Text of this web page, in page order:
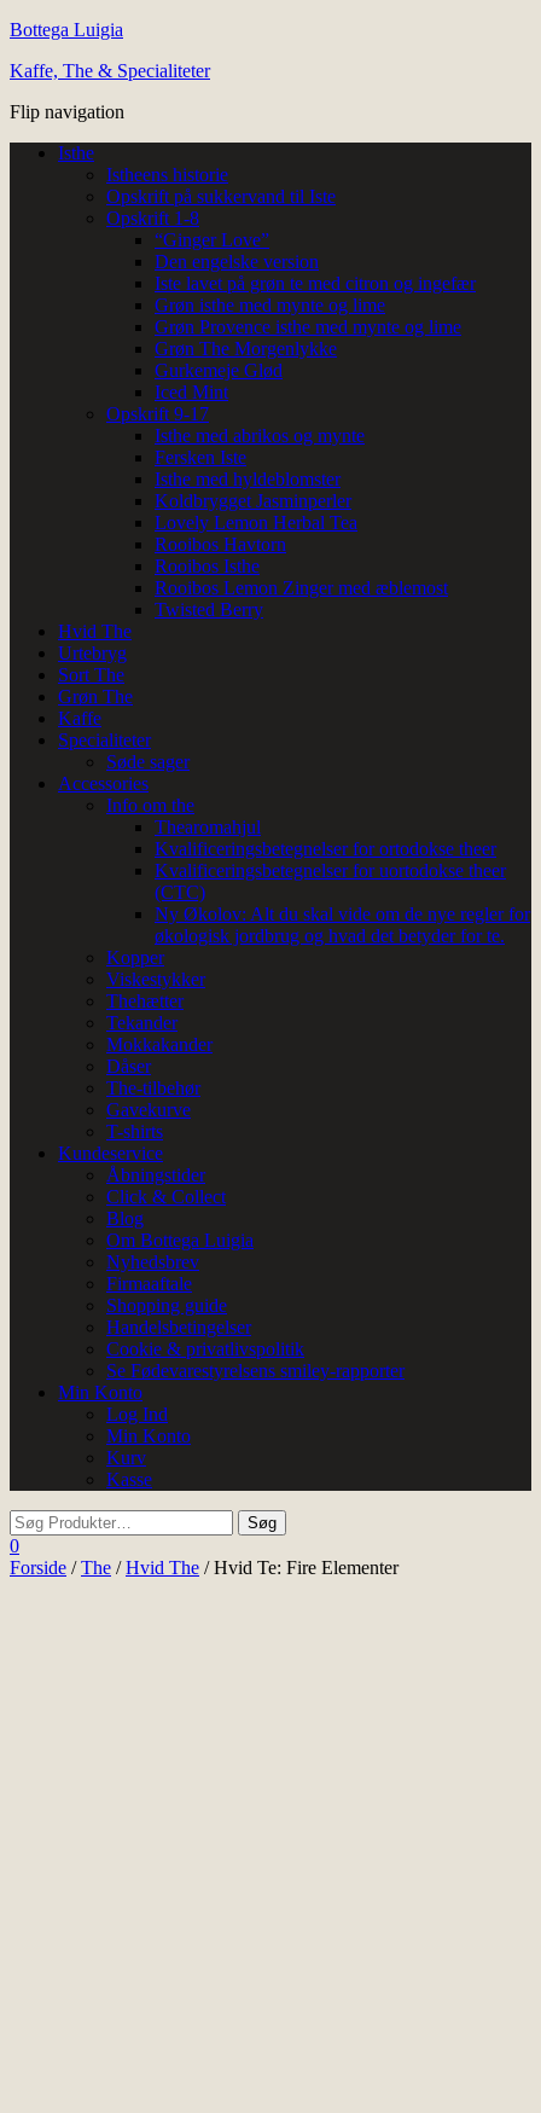
Bottega Luigia
Kaffe, The & Specialiteter
Flip navigation
Isthe
Istheens historie
Opskrift på sukkervand til Iste
Opskrift 1-8
“Ginger Love”
Den engelske version
Iste lavet på grøn te med citron og ingefær
Grøn isthe med mynte og lime
Grøn Provence isthe med mynte og lime
Grøn The Morgenlykke
Gurkemeje Glød
Iced Mint
Opskrift 9-17
Isthe med abrikos og mynte
Fersken Iste
Isthe med hyldeblomster
Koldbrygget Jasminperler
Lovely Lemon Herbal Tea
Rooibos Havtorn
Rooibos Isthe
Rooibos Lemon Zinger med æblemost
Twisted Berry
Hvid The
Urtebryg
Sort The
Grøn The
Kaffe
Specialiteter
Søde sager
Accessories
Info om the
Thearomahjul
Kvalificeringsbetegnelser for ortodokse theer
Kvalificeringsbetegnelser for uortodokse theer
(CTC)
Ny Økolov: Alt du skal vide om de nye regler for
økologisk jordbrug og hvad det betyder for te.
Kopper
Viskestykker
Thehætter
Tekander
Mokkakander
Dåser
The-tilbehør
Gavekurve
T-shirts
Kundeservice
Åbningstider
Click & Collect
Blog
Om Bottega Luigia
Nyhedsbrev
Firmaaftale
Shopping guide
Handelsbetingelser
Cookie & privatlivspolitik
Se Fødevarestyrelsens smiley-rapporter
Min Konto
Log Ind
Min Konto
Kurv
Kasse
0
Forside /The /Hvid The / Hvid Te: Fire Elementer